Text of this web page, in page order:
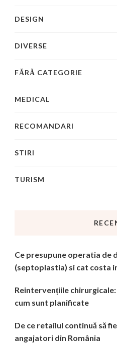
DESIGN
DIVERSE
FĂRĂ CATEGORIE
MEDICAL
RECOMANDARI
STIRI
TURISM
Ce presupune operatia de
(septoplastia) si cat costa
Reintervențiile
cum sunt planificate
De ce retailul continuă să
angajatori din România